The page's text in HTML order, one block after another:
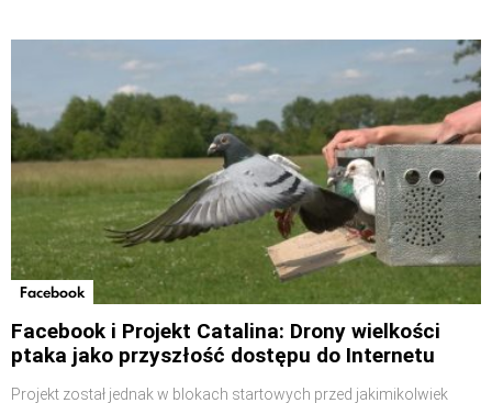
Facebook
Facebook i Projekt Catalina: Drony wielkości
ptaka jako przyszłość dostępu do Internetu
Projekt został jednak w blokach startowych przed jakimikolwiek